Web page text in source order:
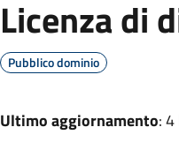
Licenza di
Pubblico dominio
Ultimo aggiornamento: